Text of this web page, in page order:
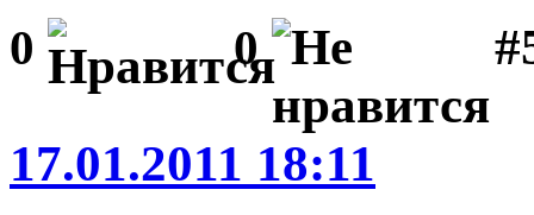
0 0
17.01.2011 18:11